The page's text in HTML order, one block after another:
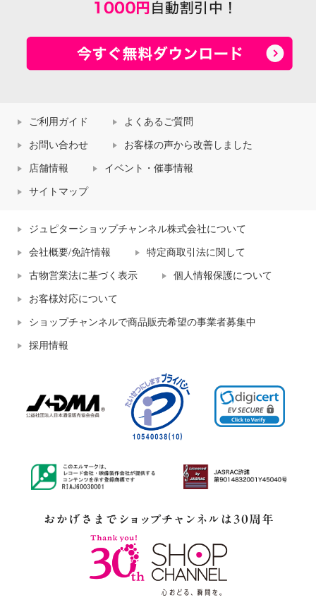
ご利用ガイド よくあるご質問
お問い合わせ お客様の声から改善しました
店舗情報 イベント・催事情報
サイトマップ
ジュピターショップチャンネル株式会社について
会社概要/免許情報 特定商取引法に関して
古物営業法に基づく表示 個人情報保護について
お客様対応について
ショップチャンネルで商品販売希望の事業者募集中
採用情報